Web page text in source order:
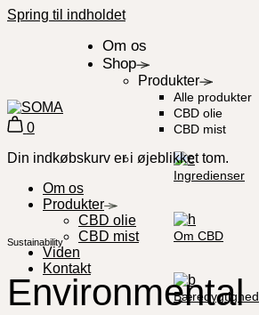
Spring til indholdet
Om os
Shop
Produkter
Alle produkter
CBD olie
CBD mist
Ingredienser
Om CBD
Bæredygtighed
0
Din indkøbskurv er i øjeblikket tom.
Om os
Produkter
CBD olie
CBD mist
Viden
Kontakt
Sustainability
Environmental